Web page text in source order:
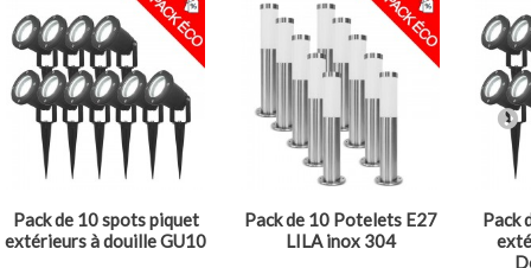
Pack de 10 spots piquet
extérieurs à douille GU10
Pack de 10 Potelets E27
LILA inox 304
Pack